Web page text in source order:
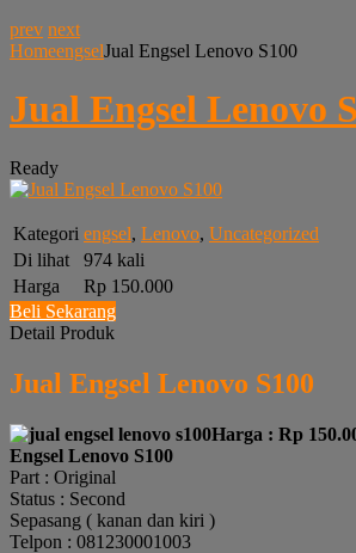
prev next
HomeengselJual Engsel Lenovo S100
Jual Engsel Lenovo
Ready
Kategori engsel, Lenovo, Uncategorized
Di lihat
974 kali
Harga
Rp 150.000
Beli Sekarang
Detail Produk
Jual Engsel Lenovo S100
Harga : Rp
Engsel Lenovo S100
Part : Original
Status : Second
Sepasang ( kanan dan kiri )
Telpon : 081230001003